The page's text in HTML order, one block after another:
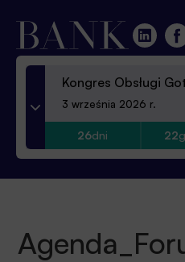
Kongres Obsługi
3 września 2026 r.
26dni 22